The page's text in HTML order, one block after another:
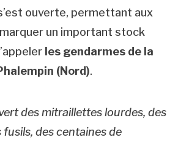
ouverte, permettant aux
un important stock
les gendarmes de la
(Nord).
des mitraillettes lourdes, des
des centaines de